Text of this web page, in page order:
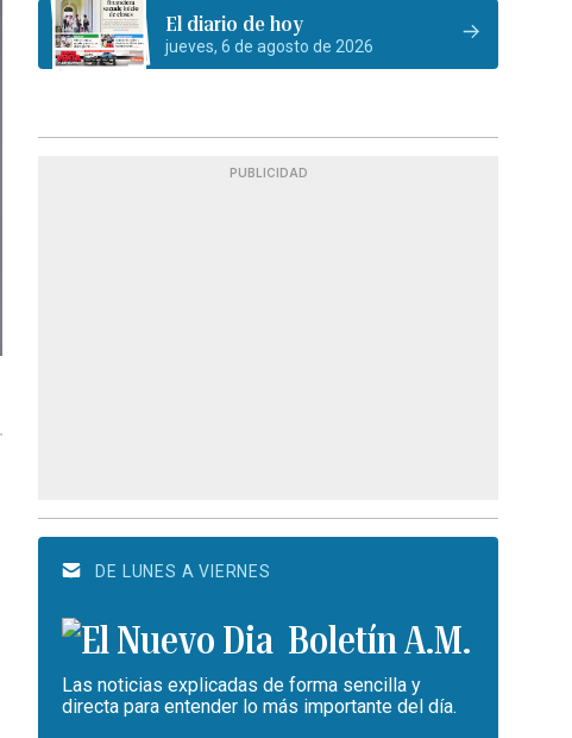
El diario de hoy
jueves, 6 de agosto de 2026
PUBLICIDAD
DE LUNES A VIERNES
Boletín A.M.
Las noticias explicadas de forma sencilla y
directa para entender lo más importante del día.